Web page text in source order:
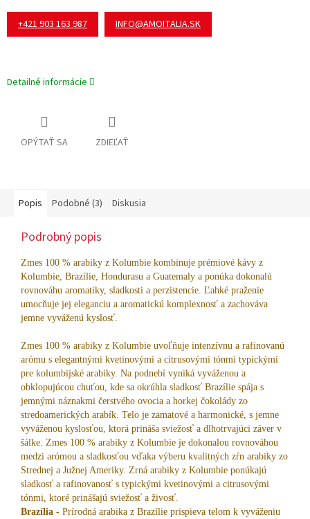
+421 903 163 987 INFO@AMOITALIA.SK
Detailné informácie
OPÝTAŤ SA ZDIEĽAŤ
Popis Podobné (3) Diskusia
Podrobný popis
Zmes 100 % arabiky z Kolumbie kombinuje prémiové kávy z
Kolumbie, Brazílie, Hondurasu a Guatemaly a ponúka dokonalú
rovnováhu aromatiky, sladkosti a perzistencie. Ľahké praženie
umocňuje jej eleganciu a aromatickú komplexnosť a zachováva
jemne vyváženú kyslosť.
Zmes 100 % arabiky z Kolumbie uvoľňuje intenzívnu a rafinovanú
arómu s elegantnými kvetinovými a citrusovými tónmi typickými
pre kolumbijské arabiky. Na podnebí vyniká vyváženou a
obklopujúcou chuťou, kde sa okrúhla sladkosť Brazílie spája s
jemnými náznakmi čerstvého ovocia a horkej čokolády zo
stredoamerických arabík. Telo je zamatové a harmonické, s jemne
vyváženou kyslosťou, ktorá prináša sviežosť a dlhotrvajúci záver v
šálke. Zmes 100 % arabiky z Kolumbie je dokonalou rovnováhou
medzi arómou a sladkosťou vďaka výberu kvalitných zŕn arabiky zo
Strednej a Južnej Ameriky. Zrná arabiky z Kolumbie ponúkajú
sladkosť a rafinovanosť s typickými kvetinovými a citrusovými
tónmi, ktoré prinášajú sviežosť a živosť.
Brazília - Prírodná arabika z Brazílie prispieva telom k vyváženiu